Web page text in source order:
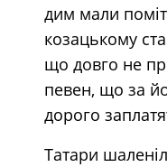
дим мали
козацькому
що довго не
певен, що за
дорого
Татари